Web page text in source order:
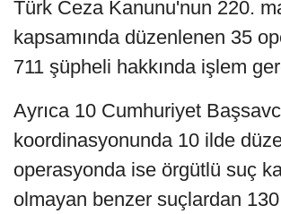
Türk Ceza Kanunu'nun 220.
kapsamında düzenlenen 35
711 şüpheli hakkında işlem
Ayrıca 10 Cumhuriyet
koordinasyonunda 10 ilde
operasyonda ise örgütlü suç
olmayan benzer suçlardan